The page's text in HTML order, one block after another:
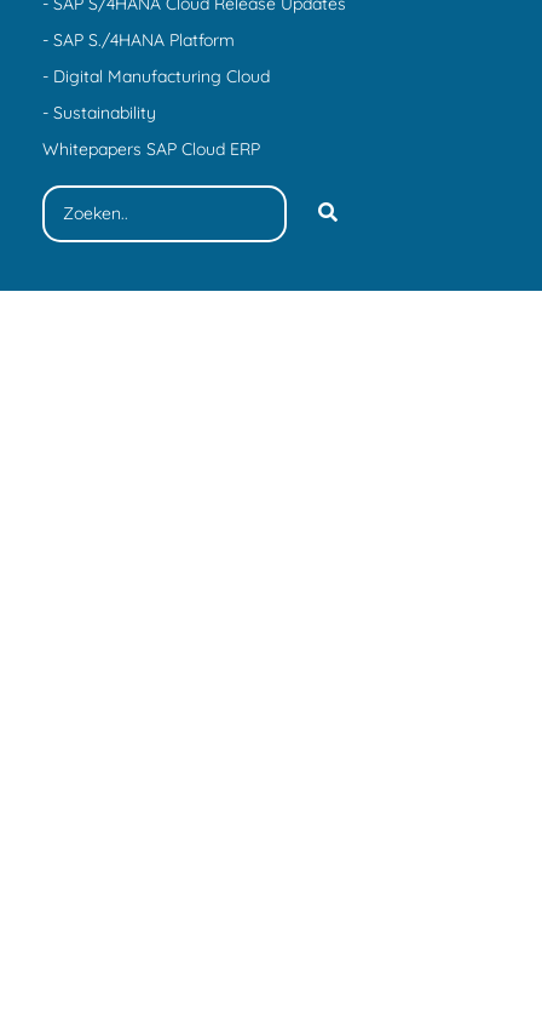
- SAP S./4HANA Platform
- Digital Manufacturing Cloud
- Sustainability
Whitepapers SAP Cloud ERP